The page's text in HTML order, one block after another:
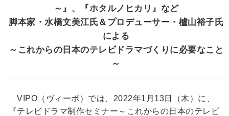
～』、『ホタルノヒカリ』など
脚本家・水橋文美江氏＆プロデューサー・櫨山裕子氏
による
～これからの日本のテレビドラマづくりに必要なこと
～
VIPO（ヴィーポ）では、2022年1月13日（木）に、
『テレビドラマ制作セミナー～これからの日本のテレビ